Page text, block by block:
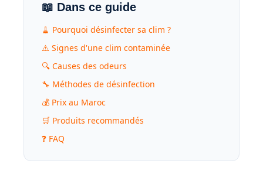
📖 Dans ce guide
🧹 Pourquoi désinfecter sa clim ?
⚠️ Signes d'une clim contaminée
🔍 Causes des odeurs
🔧 Méthodes de désinfection
💰 Prix au Maroc
🛒 Produits recommandés
❓ FAQ